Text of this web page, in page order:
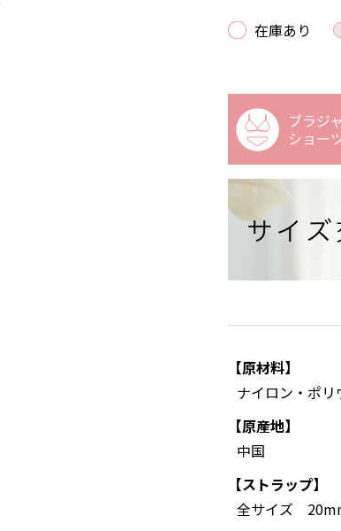
在庫あり
ブラジ
ショー
【原材料】
ナイロン・ポ
【原産地】
中国
【ストラップ】
全サイズ